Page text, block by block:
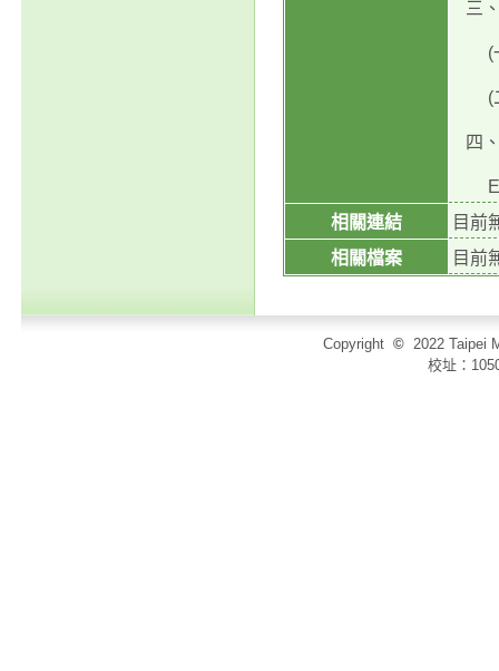
三
(一)
(二)
四
相關連結
目前
相關檔案
目前
Copyright © 2022 Taipei
校址：